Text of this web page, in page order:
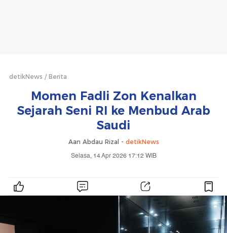
detikNews Berita
Momen Fadli Zon Kenalkan
Sejarah Seni RI ke Menbud Arab
Saudi
Aan Abdau Rizal - detikNews
Selasa, 14 Apr 2026 17:12 WIB